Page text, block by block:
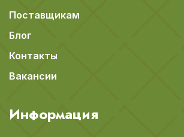
Поставщикам
Блог
Контакты
Вакансии
Информация